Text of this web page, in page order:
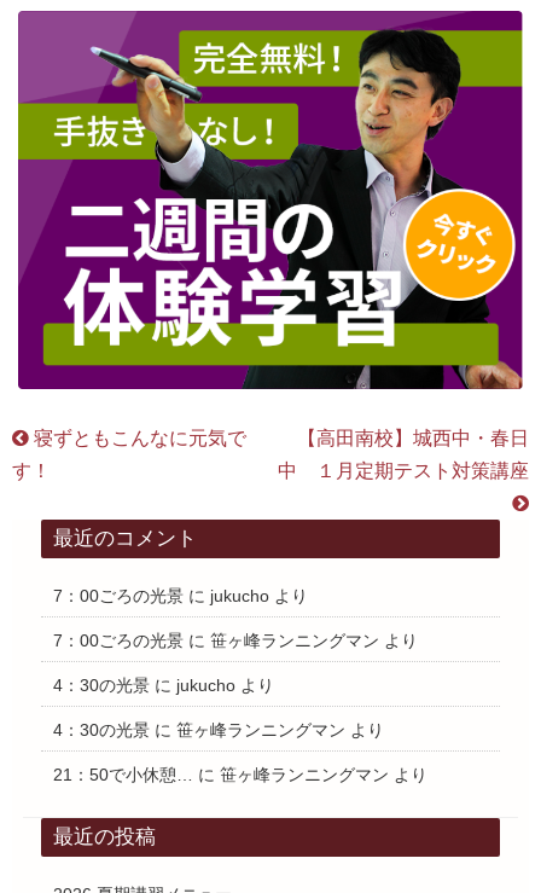
寝ずともこんなに元気で
す！
【高田南校】城西中・春日
中 １月定期テスト対策講座
最近のコメント
7：00ごろの光景に jukuchoより
7：00ごろの光景に 笹ヶ峰ランニングマン より
4：30の光景に jukuchoより
4：30の光景に 笹ヶ峰ランニングマン より
21：50で小休憩… に 笹ヶ峰ランニングマン より
最近の投稿